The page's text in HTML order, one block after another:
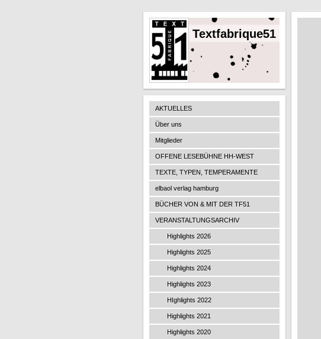
Textfabrique51
AKTUELLES
Über uns
Mitglieder
OFFENE LESEBÜHNE HH-WEST
TEXTE, TYPEN, TEMPERAMENTE
elbaol verlag hamburg
BÜCHER VON & MIT DER TF51
VERANSTALTUNGSARCHIV
Highlights 2026
Highlights 2025
Highlights 2024
Highlights 2023
HIghlights 2022
Highlights 2021
Highlights 2020